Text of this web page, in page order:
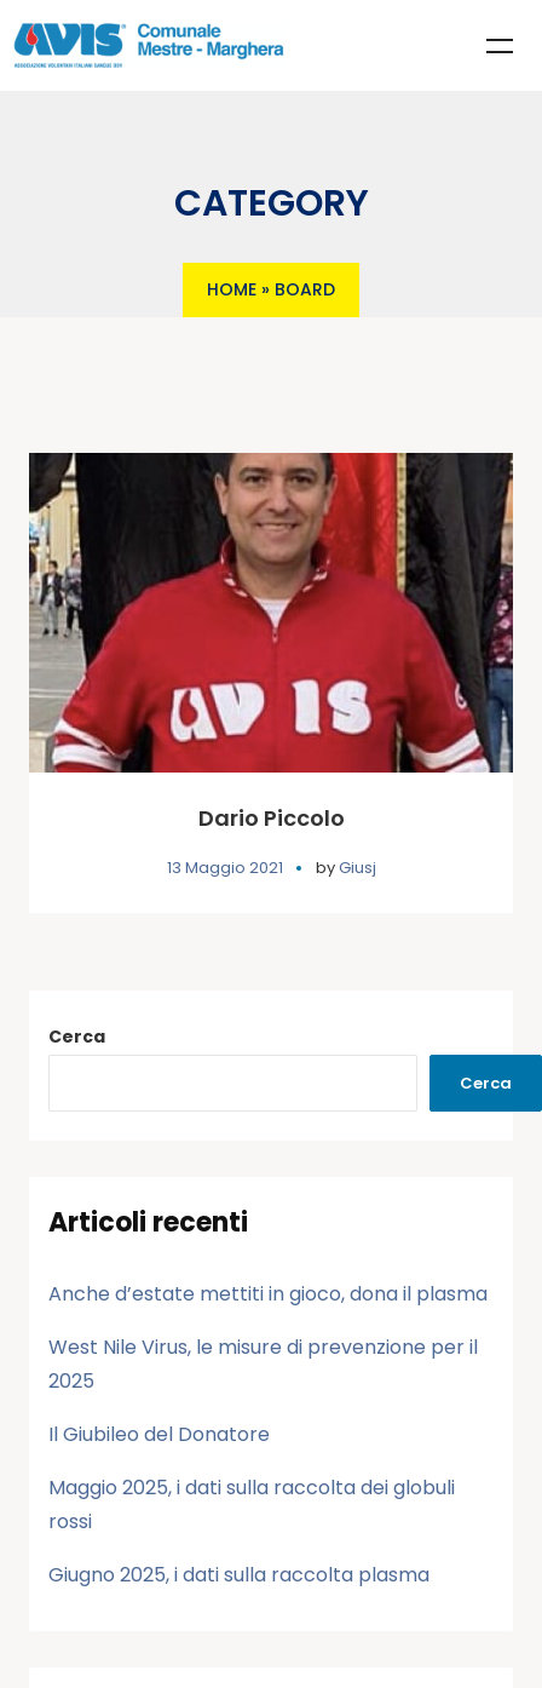
CATEGORY
HOME » BOARD
Dario Piccolo
13 Maggio 2021 byGiusj
Cerca
Cerca
Articoli recenti
Anche d’estate mettiti in gioco, dona il plasma
West Nile Virus, le misure di prevenzione per il
2025
Il Giubileo del Donatore
Maggio 2025, i dati sulla raccolta dei globuli
rossi
Giugno 2025, i dati sulla raccolta plasma